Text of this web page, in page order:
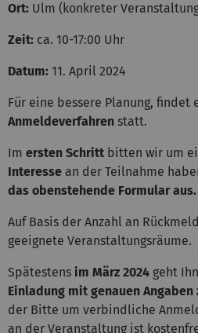
Ort: Ulm (konkreter
Zeit: ca. 10-17:00 Uhr
Datum: 11. April 2024
Für eine bessere Planung, findet
Anmeldeverfahren statt.
Im ersten Schritt bitten wir um
Interesse an der Teilnahme
das obenstehende Formular aus.
Auf Basis der Anzahl an
geeignete Veranstaltungsräume.
Spätestens im März 2024 geht
Einladung mit genauen
der Bitte um verbindliche
an der Veranstaltung ist